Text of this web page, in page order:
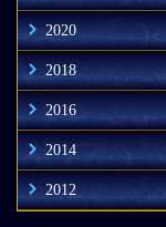
2020
2018
2016
2014
2012